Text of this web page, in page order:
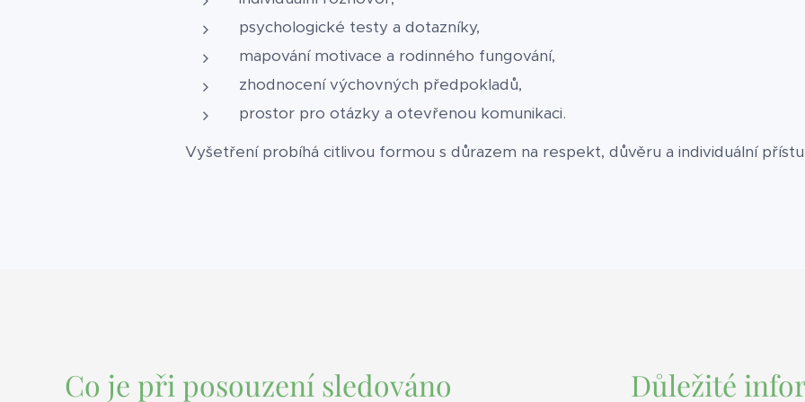
psychologické testy a dotazníky,
mapování motivace a rodinného fungování,
zhodnocení výchovných předpokladů,
prostor pro otázky a otevřenou komunikaci.
Vyšetření probíhá citlivou formou s důrazem na respekt, důvěru a individuální
Co je při posouzení sledováno Důležité